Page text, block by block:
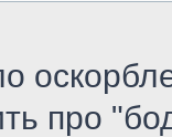
про